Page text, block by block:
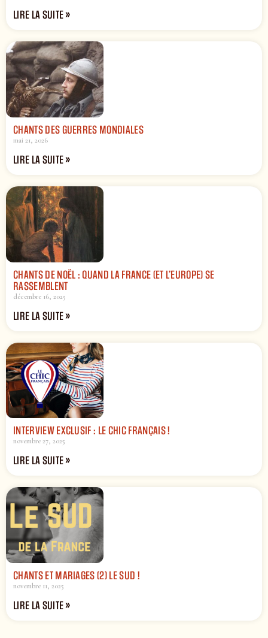
LIRE LA SUITE »
CHANTS DES GUERRES MONDIALES
mai 21, 2026
LIRE LA SUITE »
CHANTS DE NOËL : QUAND LA FRANCE (ET L’EUROPE) SE
RASSEMBLENT
décembre 16, 2025
LIRE LA SUITE »
INTERVIEW EXCLUSIF : LE CHIC FRANÇAIS !
novembre 27, 2025
LIRE LA SUITE »
CHANTS ET MARIAGES (2) LE SUD !
novembre 11, 2025
LIRE LA SUITE »